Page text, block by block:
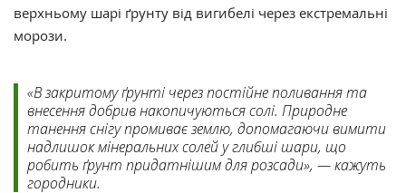
верхньому шарі ґрунту від вигибелі через екстремальні
морози.
«В закритому ґрунті через постійне поливання та
внесення добрив накопичуються солі. Природне
танення снігу промиває землю, допомагаючи вимити
надлишок мінеральних солей у глибші шари, що
робить ґрунт придатнішим для розсади», — кажуть
городники.